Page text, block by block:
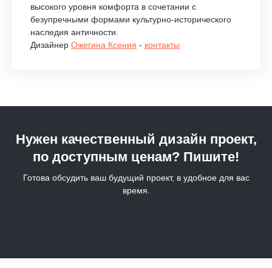
высокого уровня комфорта в сочетании с
безупречными формами культурно-исторического
наследия античности.
Дизайнер Ожегина Ксения - контакты
Нужен качественный дизайн проект,
по доступным ценам? Пишите!
Готова обсудить ваш будущий проект, в удобное для вас
время.